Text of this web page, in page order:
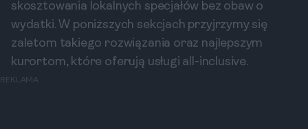
skosztowania lokalnych specjałów bez obaw o
wydatki. W poniższych sekcjach przyjrzymy się
zaletom takiego rozwiązania oraz najlepszym
kurortom, które oferują usługi all-inclusive.
REKLAMA